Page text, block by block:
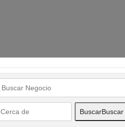
BuscarBuscar